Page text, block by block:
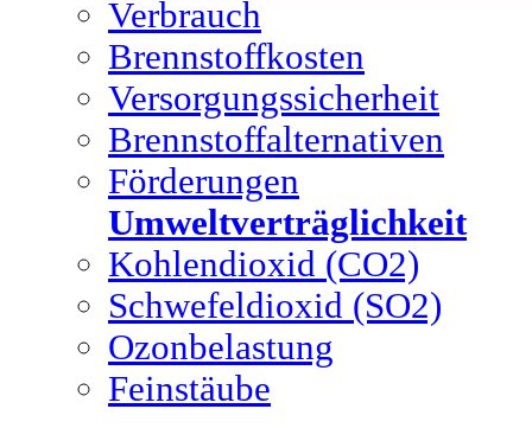
Verbrauch
Brennstoffkosten
Versorgungssicherheit
Brennstoffalternativen
Förderungen
Umweltverträglichkeit
Kohlendioxid (CO2)
Schwefeldioxid (SO2)
Ozonbelastung
Feinstäube